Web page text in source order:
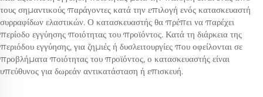
τους σημαντικούς παράγοντες κατά την επιλογή ενός κατασκευαστή
συρραφίδων ελαστικών. Ο κατασκευαστής θα πρέπει να παρέχει
περίοδο εγγύησης ποιότητας του προϊόντος. Κατά τη διάρκεια της
περιόδου εγγύησης, για ζημιές ή δυσλειτουργίες που οφείλονται σε
προβλήματα ποιότητας του προϊόντος, ο κατασκευαστής είναι
υπεύθυνος για δωρεάν αντικατάσταση ή επισκευή.